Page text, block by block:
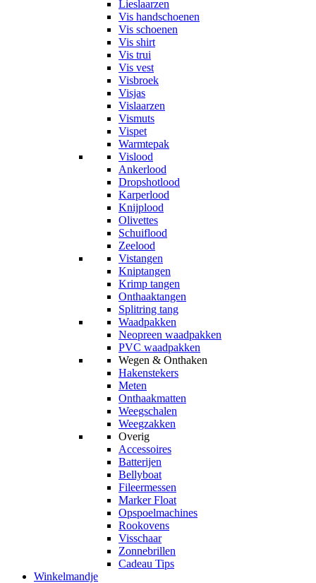
Lieslaarzen
Vis handschoenen
Vis schoenen
Vis shirt
Vis trui
Vis vest
Visbroek
Visjas
Vislaarzen
Vismuts
Vispet
Warmtepak
Vislood
Ankerlood
Dropshotlood
Karperlood
Knijplood
Olivettes
Schuiflood
Zeelood
Vistangen
Kniptangen
Krimp tangen
Onthaaktangen
Splitring tang
Waadpakken
Neopreen waadpakken
PVC waadpakken
Wegen & Onthaken
Hakenstekers
Meten
Onthaakmatten
Weegschalen
Weegzakken
Overig
Accessoires
Batterijen
Bellyboat
Fileermessen
Marker Float
Opspoelmachines
Rookovens
Visschaar
Zonnebrillen
Cadeau Tips
Winkelmandje